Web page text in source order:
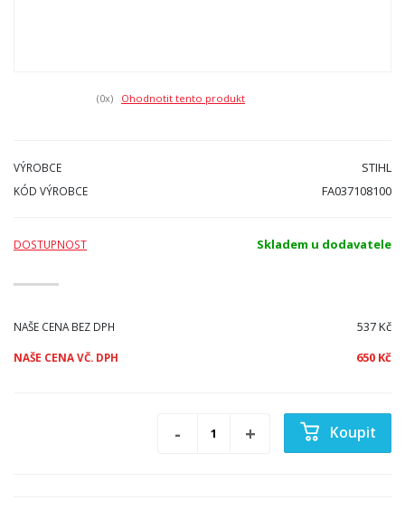
(0x) Ohodnotit tento produkt
VÝROBCE STIHL
KÓD VÝROBCE FA037108100
DOSTUPNOST Skladem u dodavatele
NAŠE CENA BEZ DPH 537 Kč
NAŠE CENA VČ. DPH 650 Kč
Koupit